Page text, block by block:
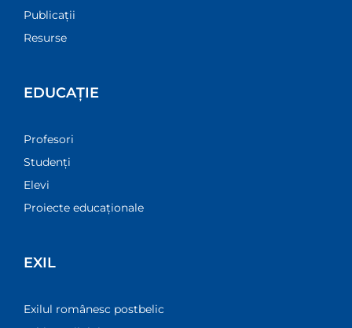
Publicații
Resurse
EDUCAȚIE
Profesori
Studenți
Elevi
Proiecte educaționale
EXIL
Exilul românesc postbelic